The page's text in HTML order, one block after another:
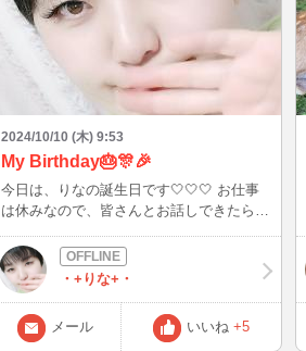
2024/10/10 (木) 9:53
My Birthday‎🎂🎊🎉
今日は、りなの誕生日です‎🤍‎🤍‎🤍 お仕事
は休みなので、皆さんとお話しできたら嬉
・+りな+・
メール いいね +5